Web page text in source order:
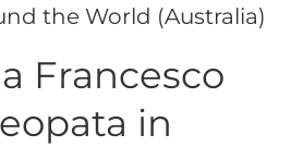
the World (Australia)
Francesco
in